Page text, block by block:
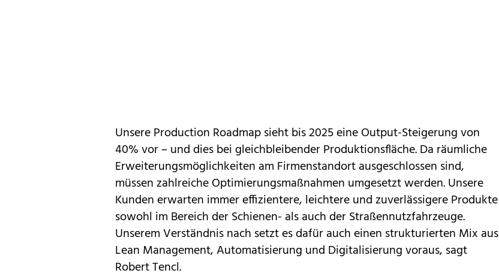
Unsere Production Roadmap sieht bis 2025 eine Output-Steigerung von
40% vor – und dies bei gleichbleibender Produktionsfläche. Da räumliche
Erweiterungsmöglichkeiten am Firmenstandort ausgeschlossen sind,
müssen zahlreiche Optimierungsmaßnahmen umgesetzt werden. Unsere
Kunden erwarten immer effizientere, leichtere und zuverlässigere Produkte
sowohl im Bereich der Schienen- als auch der Straßennutzfahrzeuge.
Unserem Verständnis nach setzt es dafür auch einen strukturierten Mix aus
Lean Management, Automatisierung und Digitalisierung voraus, sagt
Robert Tencl.